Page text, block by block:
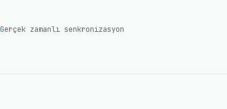
Gerçek zamanlı senkronizasyon